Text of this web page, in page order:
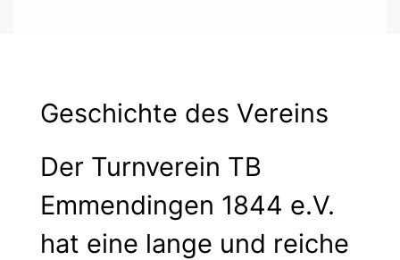
Geschichte des Vereins
Der Turnverein TB
Emmendingen 1844 e.V.
hat eine lange und reiche